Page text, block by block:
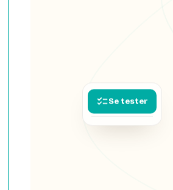
Se tester